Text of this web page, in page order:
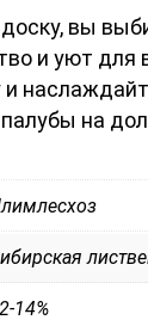
вы
и уют для
на
14%